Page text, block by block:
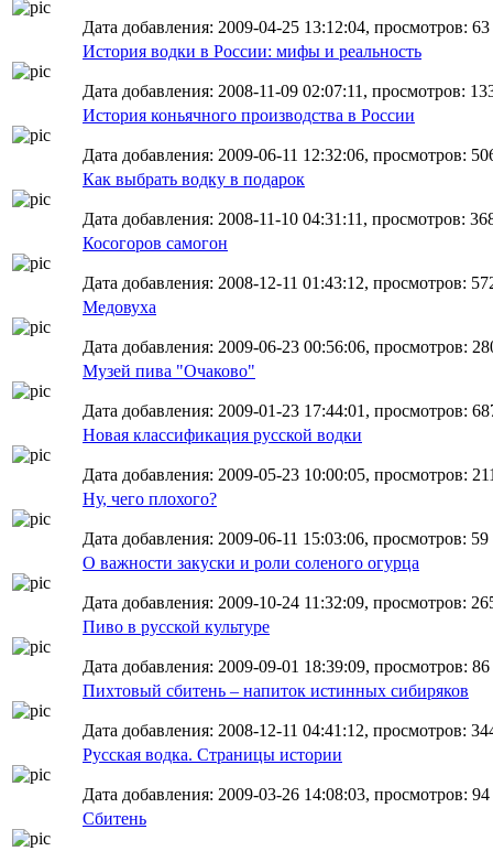
Дата добавления: 2009-04-25 13:12:04, просмотров: 63
История водки в России: мифы и реальность
Дата добавления: 2008-11-09 02:07:11, просмотров:
История коньячного производства в России
Дата добавления: 2009-06-11 12:32:06, просмотров:
Как выбрать водку в подарок
Дата добавления: 2008-11-10 04:31:11, просмотров:
Косогоров самогон
Дата добавления: 2008-12-11 01:43:12, просмотров:
Медовуха
Дата добавления: 2009-06-23 00:56:06, просмотров:
Музей пива "Очаково"
Дата добавления: 2009-01-23 17:44:01, просмотров:
Новая классификация русской водки
Дата добавления: 2009-05-23 10:00:05, просмотров: 211
Ну, чего плохого?
Дата добавления: 2009-06-11 15:03:06, просмотров: 59
О важности закуски и роли соленого огурца
Дата добавления: 2009-10-24 11:32:09, просмотров:
Пиво в русской культуре
Дата добавления: 2009-09-01 18:39:09, просмотров: 86
Пихтовый сбитень – напиток истинных сибиряков
Дата добавления: 2008-12-11 04:41:12, просмотров:
Русская водка. Страницы истории
Дата добавления: 2009-03-26 14:08:03, просмотров: 94
Сбитень